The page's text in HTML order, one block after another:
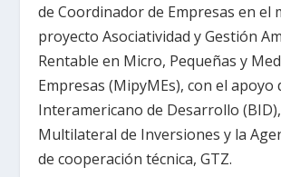
de Coordinador de Empresas en el
proyecto Asociatividad y Gestión
Rentable en Micro, Pequeñas y
Empresas (MipyMEs), con el apoyo
Interamericano de Desarrollo
Multilateral de Inversiones y la
de cooperación técnica, GTZ.